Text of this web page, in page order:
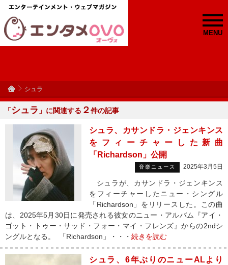
MENU
シュラ
「シュラ 」に関連する ２件の記事
シュラ、カサンドラ・ジェンキンス
をフィーチャーした新曲
「Richardson」公開
音楽ニュース 2025年3月5日
シュラが、カサンドラ・ジェンキンス
をフィーチャーしたニュー・シングル
「Richardson」をリリースした。この曲
は、2025年5月30日に発売される彼女のニュー・アルバム『アイ・
ゴット・トゥー・サッド・フォー・マイ・フレンズ』からの2ndシ
ングルとなる。 「Richardson」・・・ 続きを読む
シュラ、6年ぶりのニューALより